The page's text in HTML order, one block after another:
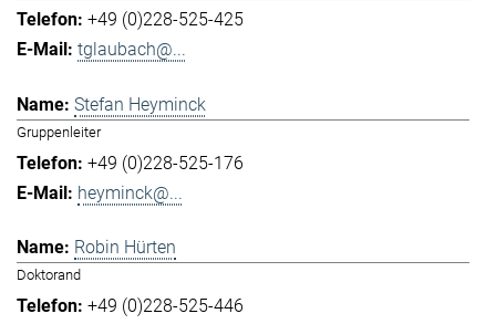
+49 (0)228-525-425
tglaubach@...
Stefan Heyminck
Gruppenleiter
+49 (0)228-525-176
heyminck@...
Robin Hürten
Doktorand
+49 (0)228-525-446